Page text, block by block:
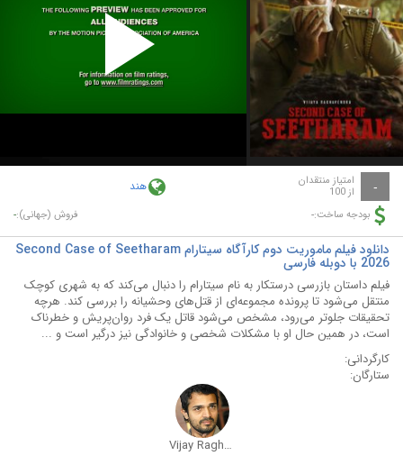
Play
Video
- امتیاز منتقدان
از 100 هند
بودجه ساخت:- فروش (جهانی):-
دانلود فیلم ماموریت دوم کارآگاه سیتارام Second Case of Seetharam
2026 با دوبله فارسی
فیلم داستان بازرسی درستکار به نام سیتارام را دنبال می‌کند که به شهری کوچک
منتقل می‌شود تا پرونده مجموعه‌ای از قتل‌های وحشیانه را بررسی کند. هرچه
تحقیقات جلوتر می‌رود، مشخص می‌شود قاتل یک فرد روان‌پریش و خطرناک
است، در همین حال او با مشکلات شخصی و خانوادگی نیز درگیر است و ...
کارگردانی:
ستارگان:
Vijay Raghavendra